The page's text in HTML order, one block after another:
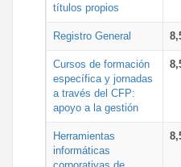
títulos propios
Registro General
Cursos de formación
específica y jornadas
a través del CFP:
apoyo a la gestión
Herramientas
informáticas
corporativas de